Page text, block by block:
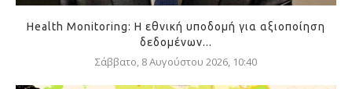
Health Monitoring: Η εθνική υποδομή για αξιοποίηση
δεδομένων...
Σάββατο, 8 Αυγούστου 2026, 10:40